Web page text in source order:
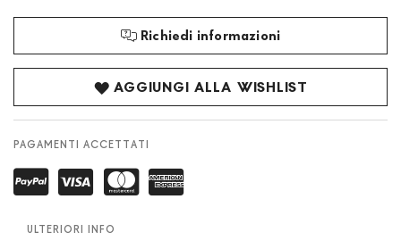
Richiedi informazioni
AGGIUNGI ALLA WISHLIST
PAGAMENTI ACCETTATI
ULTERIORI INFO